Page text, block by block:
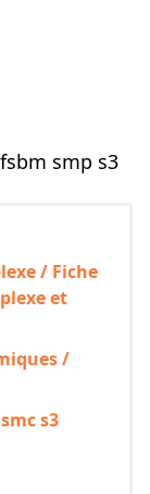
smp s3
/ Fiche
et
/
s3